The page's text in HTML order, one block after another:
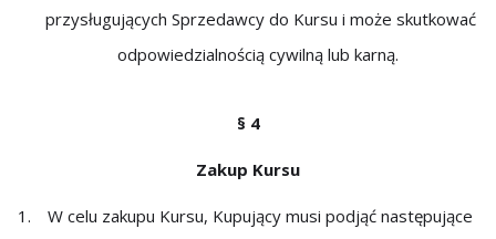
przysługujących Sprzedawcy do Kursu i może skutkować
odpowiedzialnością cywilną lub karną.
§ 4
Zakup Kursu
W celu zakupu Kursu, Kupujący musi podjąć następujące